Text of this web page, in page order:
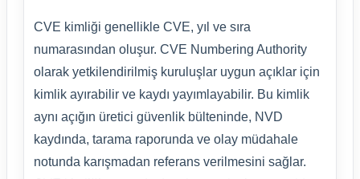
CVE kimliği genellikle CVE, yıl ve sıra
numarasından oluşur. CVE Numbering Authority
olarak yetkilendirilmiş kuruluşlar uygun açıklar için
kimlik ayırabilir ve kaydı yayımlayabilir. Bu kimlik
aynı açığın üretici güvenlik bülteninde, NVD
kaydında, tarama raporunda ve olay müdahale
notunda karışmadan referans verilmesini sağlar.